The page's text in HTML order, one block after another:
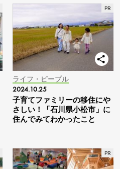
ライフ・ピープル
2024.10.25
子育てファミリーの移住にや
さしい！「石川県小松市」に
住んでみてわかったこと